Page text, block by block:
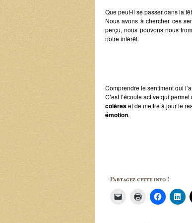
Que peut-il se passer dans la
Nous avons à chercher ces
perçu, nous pouvons nous
notre intérêt.
Comprendre le sentiment qui
C’est l’écoute active qui
colèreset de mettre à jour le
émotion.
Partagez cette info !